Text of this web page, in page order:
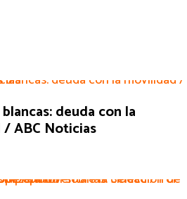
deuda con la
ABC Noticias